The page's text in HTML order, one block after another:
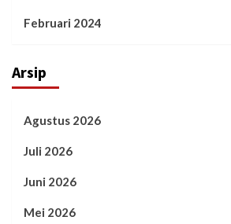
Februari 2024
Arsip
Agustus 2026
Juli 2026
Juni 2026
Mei 2026